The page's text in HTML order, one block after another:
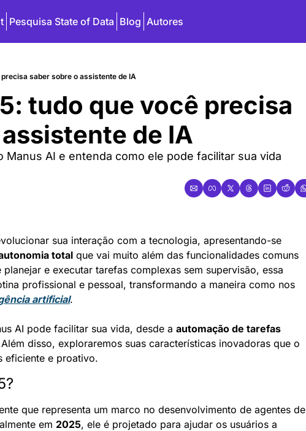
Pesquisa State of Data Blog Autores
saber sobre o assistente de IA
tudo que você precisa
de IA
AI e entenda como ele pode facilitar sua vida
sua interação com a tecnologia, apresentando-se
total que vai muito além das funcionalidades comuns
e executar tarefas complexas sem supervisão, essa
profissional e pessoal, transformando a maneira como nos
artificial.
AI pode facilitar sua vida, desde a automação de tarefas
disso, exploraremos suas características inovadoras que o
eficiente e proativo.
que representa um marco no desenvolvimento de agentes de
em 2025, ele é projetado para ajudar os usuários a